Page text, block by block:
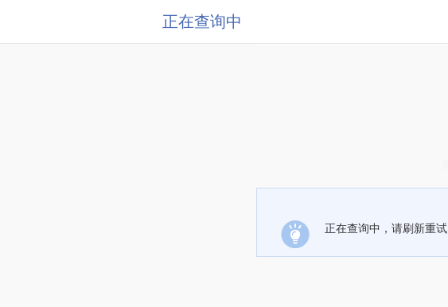
正在查询中
正在查询中，请刷新重试